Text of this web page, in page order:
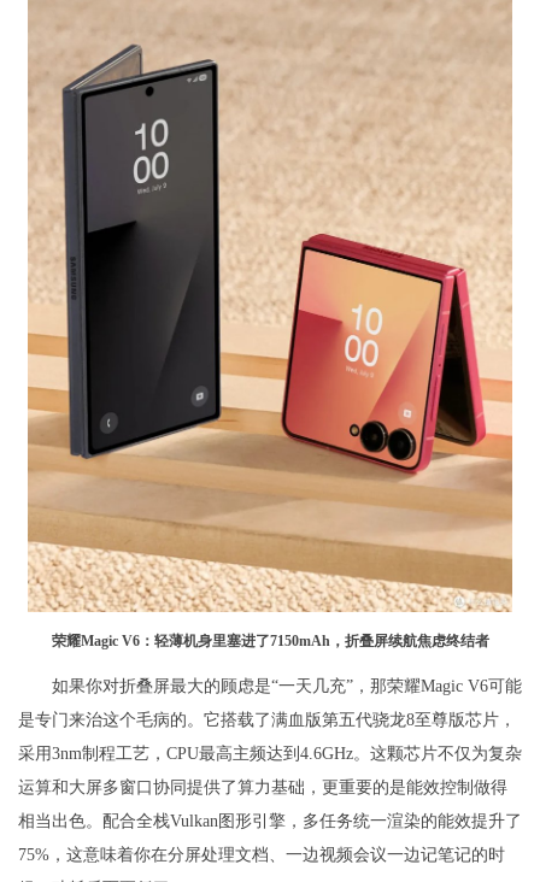
荣耀Magic V6：轻薄机身里塞进了7150mAh，折叠屏续航焦虑终结者
如果你对折叠屏最大的顾虑是“一天几充”，那荣耀Magic V6可能
是专门来治这个毛病的。它搭载了满血版第五代骁龙8至尊版芯片，
采用3nm制程工艺，CPU最高主频达到4.6GHz。这颗芯片不仅为复杂
运算和大屏多窗口协同提供了算力基础，更重要的是能效控制做得
相当出色。配合全栈Vulkan图形引擎，多任务统一渲染的能效提升了
75%，这意味着你在分屏处理文档、一边视频会议一边记笔记的时